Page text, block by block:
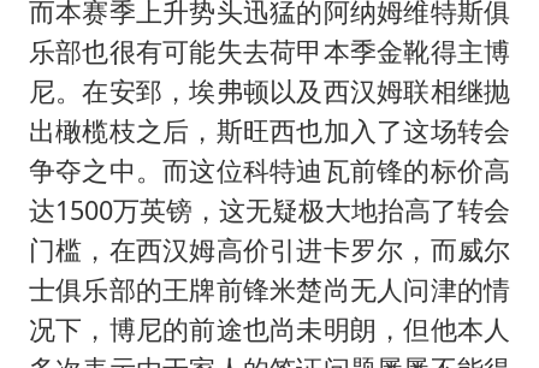
而本赛季上升势头迅猛的阿纳姆维特斯俱
乐部也很有可能失去荷甲本季金靴得主博
尼。在安郅，埃弗顿以及西汉姆联相继抛
出橄榄枝之后，斯旺西也加入了这场转会
争夺之中。而这位科特迪瓦前锋的标价高
达1500万英镑，这无疑极大地抬高了转会
门槛，在西汉姆高价引进卡罗尔，而威尔
士俱乐部的王牌前锋米楚尚无人问津的情
况下，博尼的前途也尚未明朗，但他本人